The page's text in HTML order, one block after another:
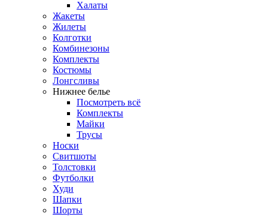
Халаты
Жакеты
Жилеты
Колготки
Комбинезоны
Комплекты
Костюмы
Лонгсливы
Нижнее белье
Посмотреть всё
Комплекты
Майки
Трусы
Носки
Свитшоты
Толстовки
Футболки
Худи
Шапки
Шорты